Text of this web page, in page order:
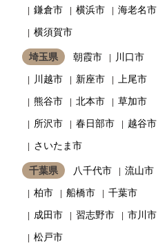
鎌倉市
横浜市
海老名市
横須賀市
埼玉県 朝霞市
川口市
川越市
新座市
上尾市
熊谷市
北本市
草加市
所沢市
春日部市
越谷市
さいたま市
千葉県 八千代市
流山市
柏市
船橋市
千葉市
成田市
習志野市
市川市
松戸市